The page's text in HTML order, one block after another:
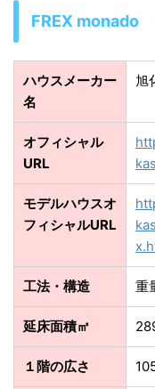
FREX monado
ハウスメーカー
名
旭
オフィシャル
URL
モデルハウスオ
フィシャルURL
工法・構造 重
延床面積㎡
１階の広さ